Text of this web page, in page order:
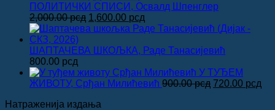
ПОЛИТИЧКИ СПИСИ, Освалд Шпенглер
2,000.00рсд Оригинална
цена
била:
1,600.00 рсд
цена
1,600.00 рсд.
ШАПТАЧЕВА ШКОЉКА, Раде Танасијевић
800.00 рсд
У ТУЂЕМ
ЖИВОТУ, Срђан Милићевић 900.00рсд Оригинална
720.00 рсд
Натраженија издања